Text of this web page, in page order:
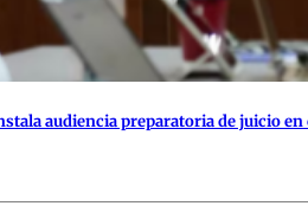
audiencia preparatoria de juicio en